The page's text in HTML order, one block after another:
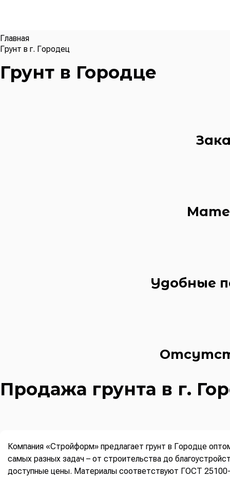
Главная
Грунт в г. Городец
Грунт в Городце
Удобные
Продажа грунта в г.
Компания «Стройформ» предлагает грунт в Городце
самых разных задач – от строительства до
доступные цены. Материалы соответствуют ГОСТ